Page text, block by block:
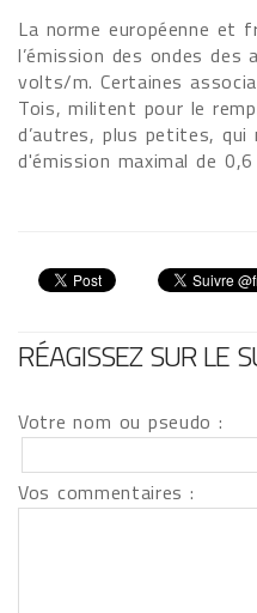
La norme européenne et
l’émission des ondes
volts/m. Certaines
Tois, militent pour le
d’autres, plus petites, qui
d'émission maximal de
RÉAGISSEZ SUR LE
Votre nom ou pseudo :
Vos commentaires :